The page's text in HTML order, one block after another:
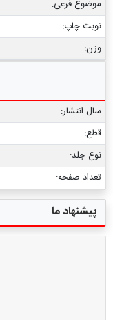
موضوع فرعی:
نوبت چاپ:
وزن:
سال انتشار:
قطع:
نوع جلد:
تعداد صفحه:
پیشنهاد ما